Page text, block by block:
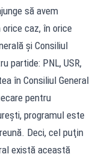
să avem
caz, în orice
şi Consiliul
partide: PNL, USR,
în Consiliul General
pentru
programul este
Deci, cel puţin
există această